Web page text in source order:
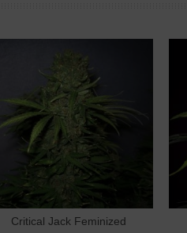
В корзину
Critical Jack Feminized